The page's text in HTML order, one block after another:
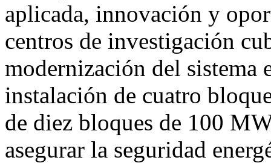
aplicada, innovación y
centros de investigación
modernización del sistema
instalación de cuatro
de diez bloques de 100
asegurar la seguridad